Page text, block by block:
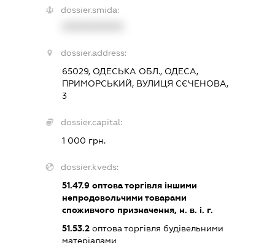
dossier.smida:
dossier.address:
65029, ОДЕСЬКА ОБЛ., ОДЕСА,
ПРИМОРСЬКИЙ, ВУЛИЦЯ СЄЧЕНОВА,
3
dossier.capital:
1 000 грн.
dossier.kveds:
51.47.9 оптова торгівля іншими
непродовольчими товарами
споживчого призначення, н. в. і. г.
51.53.2 оптова торгівля будівельними
матеріалами